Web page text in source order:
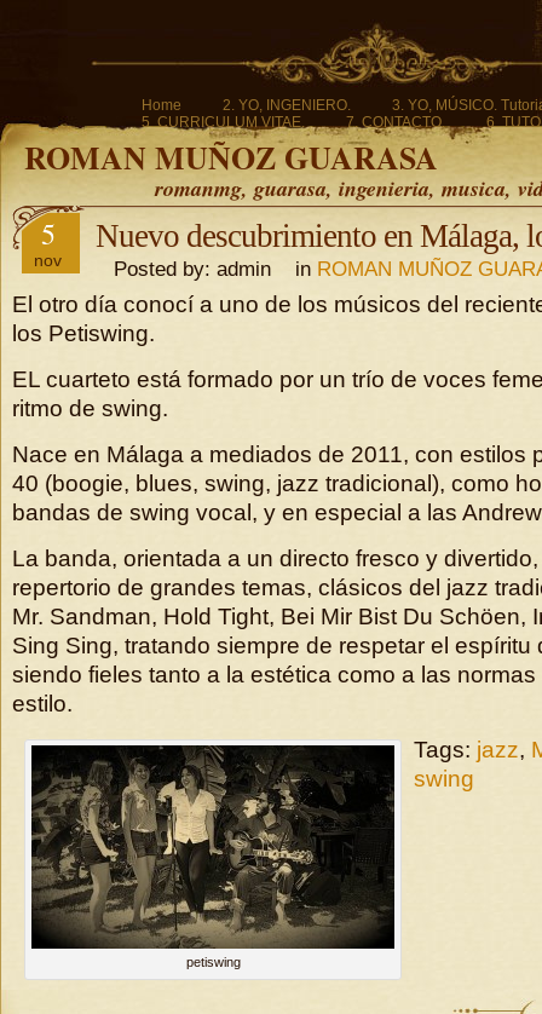
Home 2. YO, INGENIERO.
3. YO, MÚSICO.
5. CURRICULUM VITAE.
7. CONTACTO. 6.
ROMAN MUÑOZ GUARASA
romanmg, guarasa, ingenieria, musica,
5
nov
Nuevo descubrimiento en Málaga,
Posted by: admin in ROMAN MUÑOZ
El otro día conocí a uno de los músicos del
los Petiswing.
EL cuarteto está formado por un trío de voces
ritmo de swing.
Nace en Málaga a mediados de 2011, con estilos
40 (boogie, blues, swing, jazz tradicional), como
bandas de swing vocal, y en especial a las
La banda, orientada a un directo fresco y
repertorio de grandes temas, clásicos del jazz
Mr. Sandman, Hold Tight, Bei Mir Bist Du Schöen,
Sing Sing, tratando siempre de respetar el espíritu
siendo fieles tanto a la estética como a las
estilo.
petiswing
Tags: jazz,
swing